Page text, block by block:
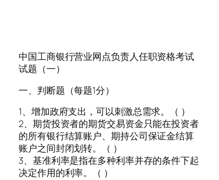
中国工商银行营业网点负责人任职资格考试
试题（一）
一、判断题（每题1分）
1、增加政府支出，可以刺激总需求。（ ）
2、期货投资者的期货交易资金只能在投资者
的所有银行结算账户、期持公司保证金结算
账户之间封闭划转。（ ）
3、基准利率是指在多种利率并存的条件下起
决定作用的利率。（ ）